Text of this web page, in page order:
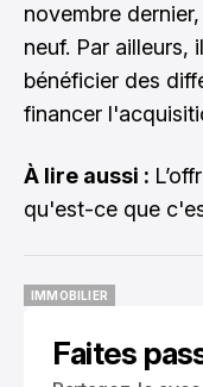
novembre
neuf. Par ailleurs,
bénéficier des
financer
À lire aussi :
qu'est-ce que
IMMOBILIER
Faites